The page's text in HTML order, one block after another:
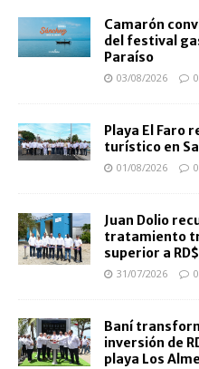
Camarón
del festival
Paraíso
03/08/2026 0
Playa El Faro
turístico en
01/08/2026 0
Juan Dolio
tratamiento
superior a
31/07/2026 0
Baní
inversión de
playa Los